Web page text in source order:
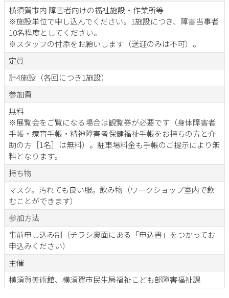
横須賀市内 障害者向けの福祉施設・作業所等
※施設単位で申し込んでください。1施設につき、障害当事者
10名程度としてください。
※スタッフの付添をお願いします（送迎のみは不可）。
定員
計4施設（各回につき1施設）
参加費
無料
※展覧会をご覧になる場合は観覧券が必要です（身体障害者
手帳・療育手帳・精神障害者保健福祉手帳をお持ちの方と介
助の方［1名］は無料）。駐車場料金も手帳のご提示により無
料となります。
持ち物
マスク。汚れても良い服。飲み物（ワークショップ室内で飲
むことができます）
参加方法
事前申し込み制（チラシ裏面にある「申込書」をつかってお
申込みください）
主催
横須賀美術館、横須賀市民生局福祉こども部障害福祉課